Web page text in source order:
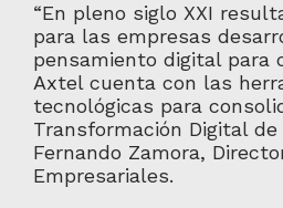
“En pleno siglo XXI
para las empresas
pensamiento digital para
Axtel cuenta con las
tecnológicas para
Transformación Digital de
Fernando Zamora,
Empresariales.